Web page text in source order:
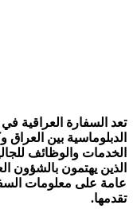
تعد السفارة العراقية في
الدبلوماسية بين
الخدمات والوظائف
الذين يهتمون بالشؤون
عامة على معلومات
تقدمها.